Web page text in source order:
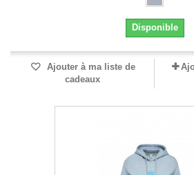
Disponible
Ajouter à ma liste de
cadeaux